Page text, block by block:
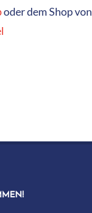
oder dem Shop von